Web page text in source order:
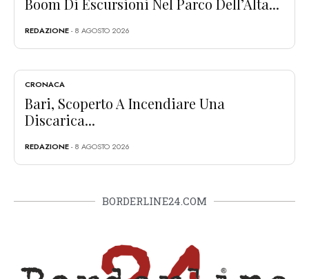
REDAZIONE- 8 AGOSTO 2026
CRONACA
Bari, Scoperto A Incendiare Una
Discarica...
REDAZIONE- 8 AGOSTO 2026
BORDERLINE24.COM